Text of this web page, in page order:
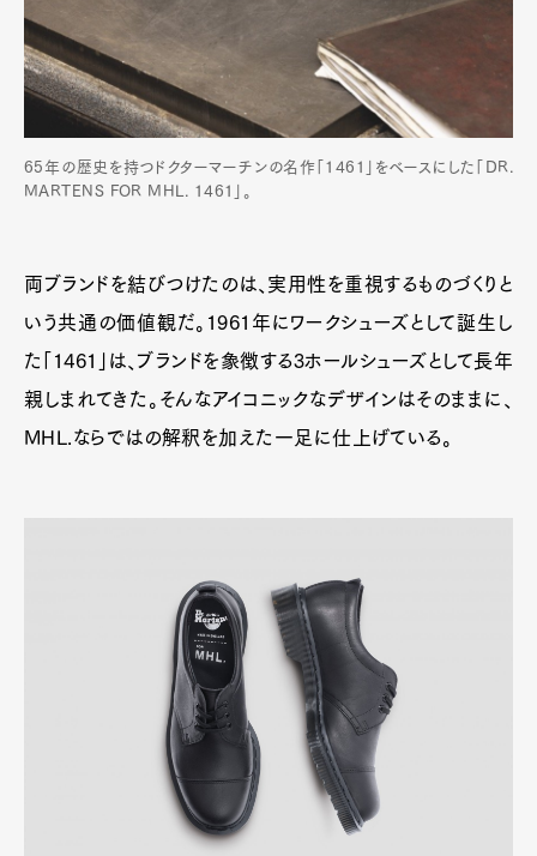
65年の歴史を持つドクターマーチンの名作「1461」をベースにした「DR.
MARTENS FOR MHL. 1461」。
両ブランドを結びつけたのは、実用性を重視するものづくりと
いう共通の価値観だ。1961年にワークシューズとして誕生し
た「1461」は、ブランドを象徴する3ホールシューズとして長年
親しまれてきた。そんなアイコニックなデザインはそのままに、
MHL.ならではの解釈を加えた一足に仕上げている。